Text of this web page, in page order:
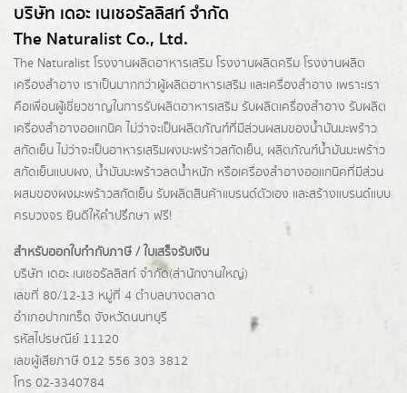
บริษัท เดอะ เนเชอรัลลิสท์ จำกัด
The Naturalist Co., Ltd.
The Naturalist โรงงานผลิตอาหารเสริม โรงงานผลิตครีม โรงงานผลิต
เครื่องสำอาง เราเป็นมากกว่าผู้ผลิตอาหารเสริม และเครื่องสำอาง เพราะเรา
คือเพื่อนผู้เชี่ยวชาญในการรับผลิตอาหารเสริม รับผลิตเครื่องสำอาง รับผลิต
เครื่องสำอางออแกนิค ไม่ว่าจะเป็นผลิตภัณฑ์ที่มีส่วนผสมของน้ำมันมะพร้าว
สกัดเย็น ไม่ว่าจะเป็นอาหารเสริมผงมะพร้าวสกัดเย็น, ผลิตภัณฑ์น้ำมันมะพร้าว
สกัดเย็นแบบผง, น้ำมันมะพร้าวลดน้ำหนัก หรือเครื่องสำอางออแกนิคที่มีส่วน
ผสมของผงมะพร้าวสกัดเย็น รับผลิตสินค้าแบรนด์ตัวเอง และสร้างแบรนด์แบบ
ครบวงจร ยินดีให้คำปรึกษา ฟรี!
สำหรับออกใบกำกับภาษี / ใบเสร็จรับเงิน
บริษัท เดอะ เนเชอรัลลิสท์ จำกัด(ส่านักงานใหญ่)
เลขที่ 80/12-13 หมู่ที่ 4 ตำบลบางตลาด
อำเภอปากเกร็ด จังหวัดนนทบุรี
รหัสไปรษณีย์ 11120
เลขผู้เสียภาษี 012 556 303 3812
โทร 02-3340784